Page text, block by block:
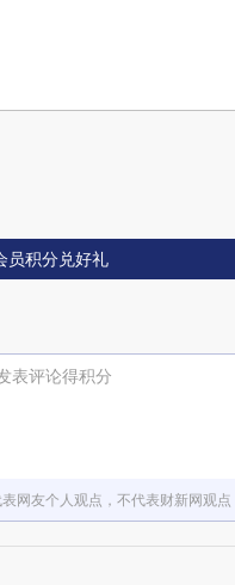
员积分兑好礼
表评论得积分
网友个人观点，不代表财新网观点